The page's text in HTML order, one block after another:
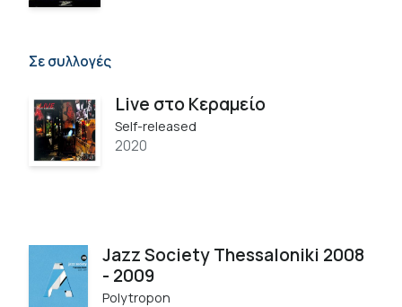
Σε συλλογές
Live στο Κεραμείο
Self-released
2020
Jazz Society Thessaloniki 2008
- 2009
Polytropon